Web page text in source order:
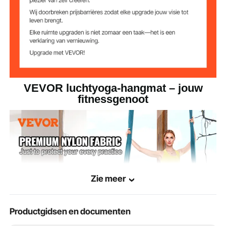
Productgewicht 3,3 kg
VEVOR luchtyoga-hangmat – jouw
fitnessgenoot
Zie meer
Productgidsen en documenten